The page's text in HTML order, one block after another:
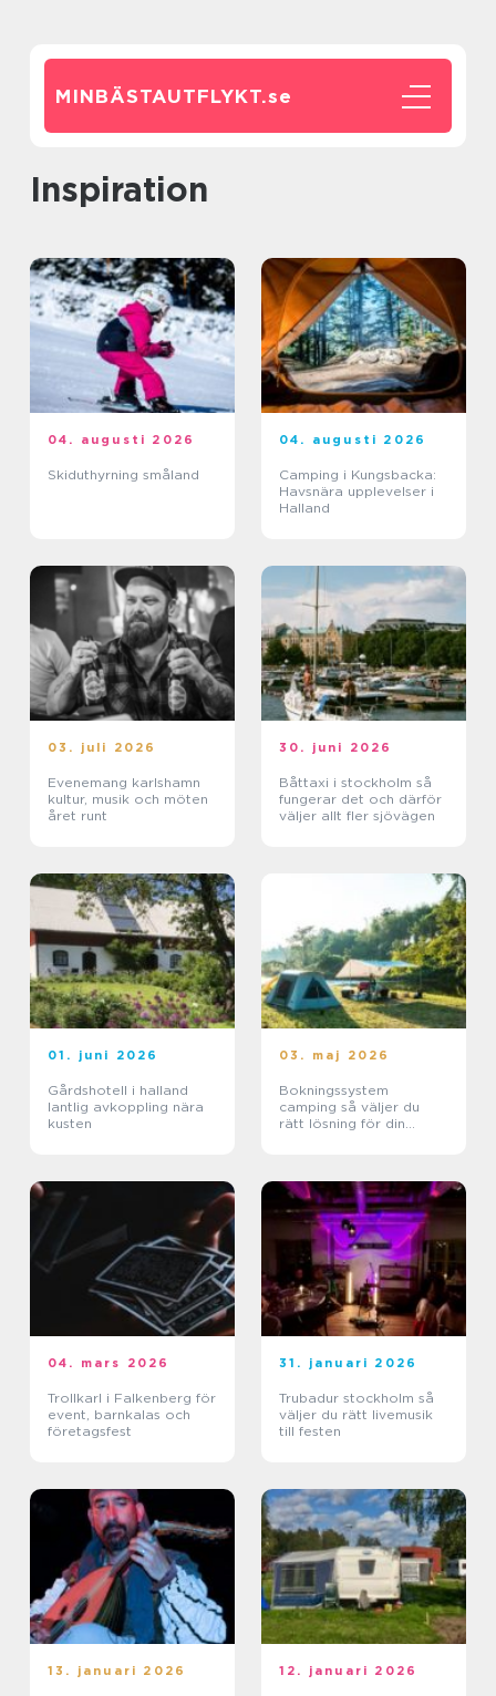
MINBÄSTAUTFLYKT.se
inspiration
04. augusti 2026
Skiduthyrning småland
04. augusti 2026
Camping i Kungsbacka:
Havsnära upplevelser i
Halland
03. juli 2026
Evenemang karlshamn
kultur, musik och möten
året runt
30. juni 2026
Båttaxi i stockholm så
fungerar det och därför
väljer allt fler sjövägen
01. juni 2026
Gårdshotell i halland
lantlig avkoppling nära
kusten
03. maj 2026
Bokningssystem
camping så väljer du
rätt lösning för din
04. mars 2026
Trollkarl i Falkenberg för
event, barnkalas och
företagsfest
31. januari 2026
Trubadur stockholm så
väljer du rätt livemusik
till festen
13. januari 2026 12. januari 2026